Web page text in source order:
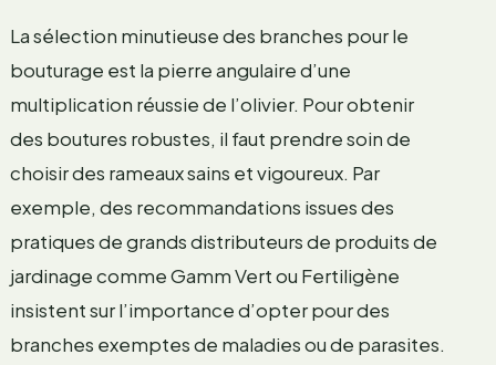
La sélection minutieuse des branches pour le
bouturage est la pierre angulaire d’une
multiplication réussie de l’olivier. Pour obtenir
des boutures robustes, il faut prendre soin de
choisir des rameaux sains et vigoureux. Par
exemple, des recommandations issues des
pratiques de grands distributeurs de produits de
jardinage comme Gamm Vert ou Fertiligène
insistent sur l’importance d’opter pour des
branches exemptes de maladies ou de parasites.